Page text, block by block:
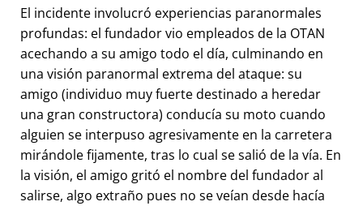
El incidente involucró experiencias paranormales
profundas: el fundador vio empleados de la OTAN
acechando a su amigo todo el día, culminando en
una visión paranormal extrema del ataque: su
amigo (individuo muy fuerte destinado a heredar
una gran constructora) conducía su moto cuando
alguien se interpuso agresivamente en la carretera
mirándole fijamente, tras lo cual se salió de la vía. En
la visión, el amigo gritó el nombre del fundador al
salirse, algo extraño pues no se veían desde hacía